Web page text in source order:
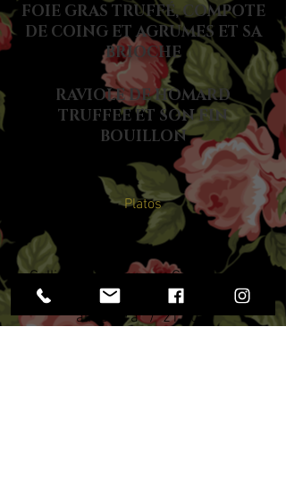
FOIE GRAS TRUFFÉ, COMPOTE
DE COING ET AGRUMES ET SA
BRIOCHE
RAVIOLE DE HOMARD
TRUFFEE ET SON FIN
BOUILLON
Platos
Gallina de Guinea con Gers, jugo de
trufa negra de Aude, manzanas de
almendra / 21,00 €